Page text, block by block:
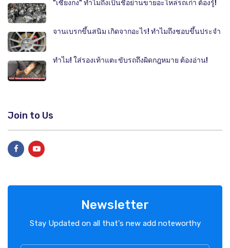
"เซียงกง" ทำไมถึงเป็นชื่อย่านขายอะไหล่รถเก่า ต้องรู้!
จานเบรกขึ้นสนิม เกิดจากอะไร! ทำไมถึงชอบขึ้นประจำ
ทำไม! ใส่รองเท้าแตะขับรถถึงผิดกฎหมาย ต้องอ่าน!
Join to Us
Newsletter
Stay Updated on all that's new add noteworthy